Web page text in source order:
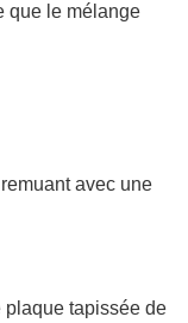
que le mélange
avec une
plaque tapissée de